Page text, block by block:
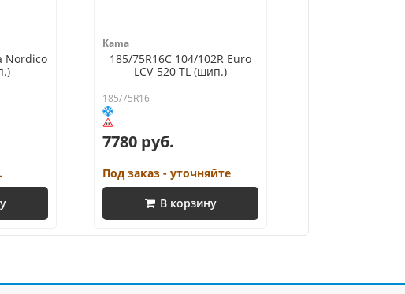
Nordico
Kama
185/75R16C 104/102R Euro
LCV-520 TL (шип.)
185/75R16 —
7780 руб.
Под заказ - уточняйте
В корзину